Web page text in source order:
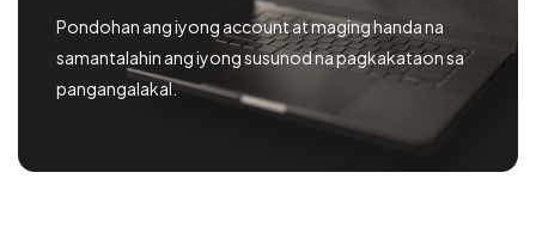
Pondohan ang iyong account at maging handa na
samantalahin ang iyong susunod na pagkakataon sa
pangangalakal.